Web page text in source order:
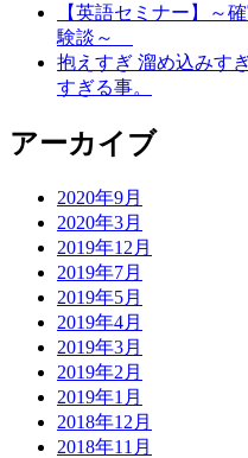
【英語セミナー】～
験談～
抱えすぎ 溜め込みす
すぎる事。
アーカイブ
2020年9月
2020年3月
2019年12月
2019年7月
2019年5月
2019年4月
2019年3月
2019年2月
2019年1月
2018年12月
2018年11月